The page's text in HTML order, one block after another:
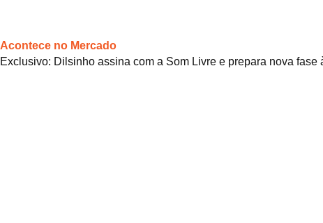
Acontece no Mercado
Exclusivo: Dilsinho assina com a Som Livre e prepara nova